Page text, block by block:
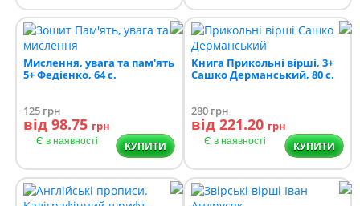
Мислення, увага та пам'ять
5+ Федієнко, 64 с.
125грн
від 98.75 грн
Є в наявності КУПИТИ
Книга Прикольні вірші, 3+
Сашко Дерманський, 80 с.
280грн
від 221.20 грн
Є в наявності КУПИТИ